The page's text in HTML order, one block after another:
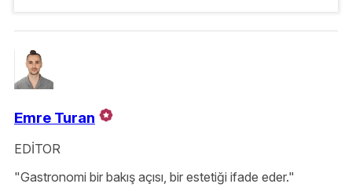
Emre Turan
EDİTOR
"Gastronomi bir bakış açısı, bir estetiği ifade eder."